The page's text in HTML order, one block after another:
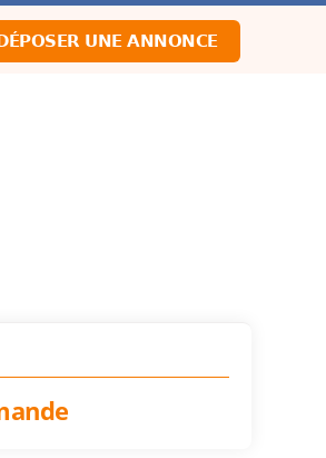
UNE ANNONCE